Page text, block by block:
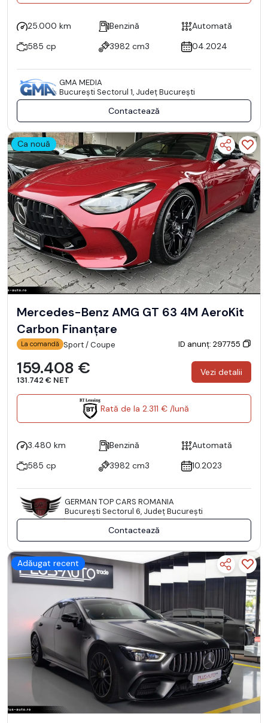
25.000 km Benzină
Automată
585 cp
3982 cm3 04.2024
GMA MEDIA
Bucureşti Sectorul 1, Județ București
Contactează
Ca nouă
Mercedes-Benz AMG GT 63 4M AeroKit
Carbon Finanțare
La comandă Sport / Coupe ID anunț: 297755
159.408 €
131.742 € NET
Vezi detalii
Rată de la 2.311 € /lună
3.480 km Benzină
Automată
585 cp
3982 cm3 10.2023
GERMAN TOP CARS ROMANIA
Bucureşti Sectorul 6, Județ București
Contactează
Adăugat recent